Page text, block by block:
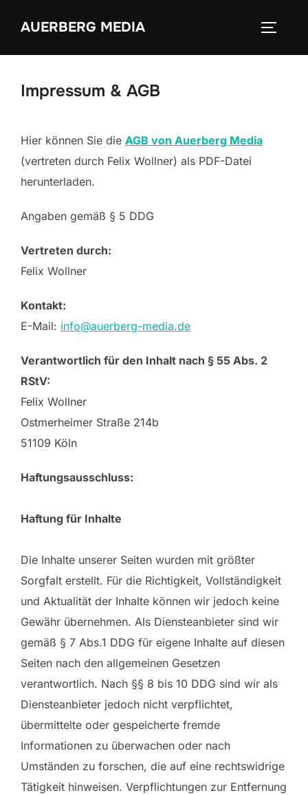
InhaltAUERBERG MEDIA
Impressum & AGB
Hier können Sie die AGB von Auerberg Media
(vertreten durch Felix Wollner) als PDF-Datei
herunterladen.
Angaben gemäß § 5 DDG
Vertreten durch:
Felix Wollner
Kontakt:
E-Mail: info@auerberg-media.de
Verantwortlich für den Inhalt nach § 55 Abs. 2
RStV:
Felix Wollner
Ostmerheimer Straße 214b
51109 Köln
Haftungsausschluss:
Haftung für Inhalte
Die Inhalte unserer Seiten wurden mit größter
Sorgfalt erstellt. Für die Richtigkeit, Vollständigkeit
und Aktualität der Inhalte können wir jedoch keine
Gewähr übernehmen. Als Diensteanbieter sind wir
gemäß § 7 Abs.1 DDG für eigene Inhalte auf diesen
Seiten nach den allgemeinen Gesetzen
verantwortlich. Nach §§ 8 bis 10 DDG sind wir als
Diensteanbieter jedoch nicht verpflichtet,
übermittelte oder gespeicherte fremde
Informationen zu überwachen oder nach
Umständen zu forschen, die auf eine rechtswidrige
Tätigkeit hinweisen. Verpflichtungen zur Entfernung